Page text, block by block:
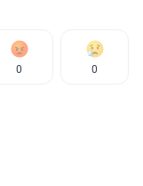
0 0